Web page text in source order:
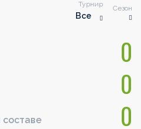
Турнир
Все
Сезон
0
0
0